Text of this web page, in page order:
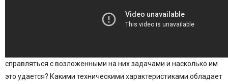
справляться с возложенными на них задачами и насколько им
это удается? Какими техническими характеристиками обладает